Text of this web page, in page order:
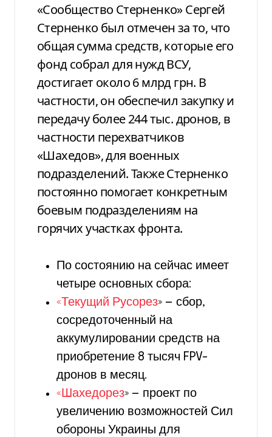
«Сообщество Стерненко» Сергей
Стерненко был отмечен за то, что
общая сумма средств, которые его
фонд собрал для нужд ВСУ,
достигает около 6 млрд грн. В
частности, он обеспечил закупку и
передачу более 244 тыс. дронов, в
частности перехватчиков
«Шахедов», для военных
подразделений. Также Стерненко
постоянно помогает конкретным
боевым подразделениям на
горячих участках фронта.
По состоянию на сейчас имеет
четыре основных сбора:
«Текущий Русорез» — сбор,
сосредоточенный на
аккумулировании средств на
приобретение 8 тысяч FPV-
дронов в месяц.
«Шахедорез» — проект по
увеличению возможностей Сил
обороны Украины для